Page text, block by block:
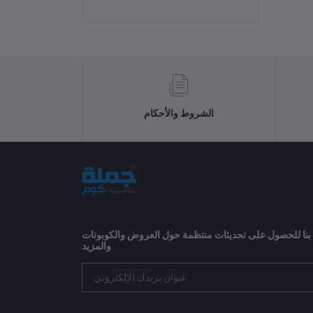
الشروط والأحكام
بنا للحصول على تحديثات منتظمة حول العروض والكوبونات
والمزيد